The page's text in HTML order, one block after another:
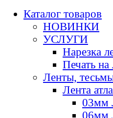
Каталог товаров
НОВИНКИ
УСЛУГИ
Нарезка
Печать на
Ленты,
Лента
03мм
06мм